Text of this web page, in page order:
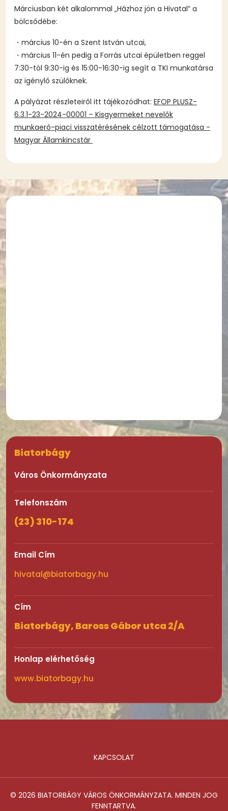
Márciusban két alkalommal „Házhoz jön a Hivatal” a
bölcsődébe:
・március 10-én a Szent István utcai,
・március 11-én pedig a Forrás utcai épületben reggel
7:30-tól 9:30-ig és 15:00-16:30-ig segít a TKI munkatársa
az igénylő szülőknek.
A pályázat részleteiről itt tájékozódhat: EFOP PLUSZ-
6.3.1-23-2024-00001 – Kisgyermeket nevelők
munkaerő-piaci visszatérésének célzott támogatása -
Magyar Államkincstár
Biatorbágy
Város Önkormányzata
Telefonszám
(23) 310-174
Email Cím
hivatal@biatorbagy.hu
Cím
Biatorbágy, Baross Gábor utca 2/A
Honlap elérhetőség
www.biatorbagy.hu
KAPCSOLAT
© 2026 BIATORBÁGY VÁROS ÖNKORMÁNYZATA. MINDEN JOG
FENNTARTVA.